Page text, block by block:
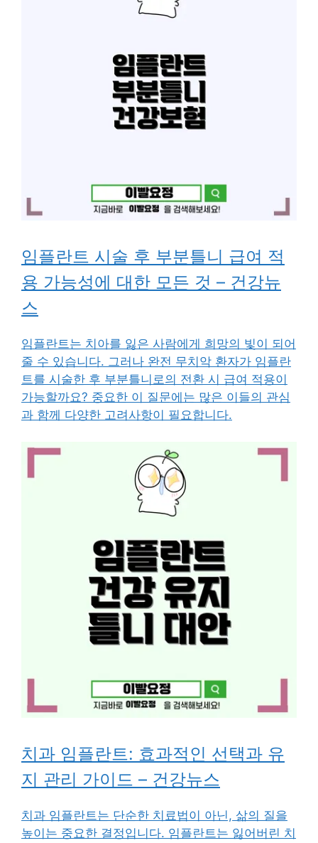
임플란트 시술 후 부분틀니 급여 적
용 가능성에 대한 모든 것 – 건강뉴
스
임플란트는 치아를 잃은 사람에게 희망의 빛이 되어
줄 수 있습니다. 그러나 완전 무치악 환자가 임플란
트를 시술한 후 부분틀니로의 전환 시 급여 적용이
가능할까요? 중요한 이 질문에는 많은 이들의 관심
과 함께 다양한 고려사항이 필요합니다.
치과 임플란트: 효과적인 선택과 유
지 관리 가이드 – 건강뉴스
치과 임플란트는 단순한 치료법이 아닌, 삶의 질을
높이는 중요한 결정입니다. 임플란트는 잃어버린 치